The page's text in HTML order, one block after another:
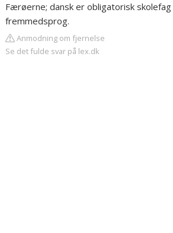
Færøerne; dansk er obligatorisk
fremmedsprog.
Anmodning om fjernelse
Se det fulde svar på lex.dk